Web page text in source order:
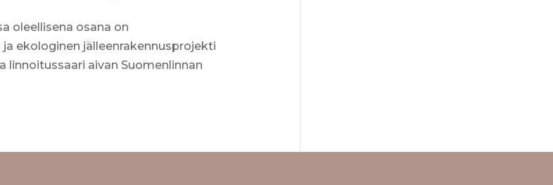
oleellisena osana on
ekologinen jälleenrakennusprojekti
linnoitussaari aivan Suomenlinnan